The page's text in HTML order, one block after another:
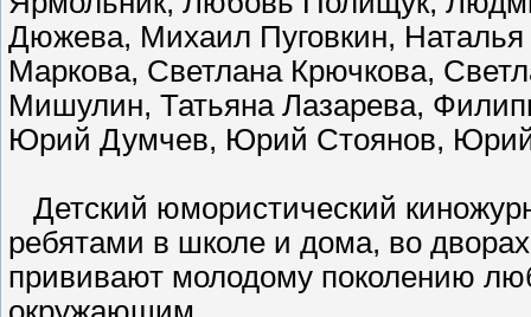
Дюжева, Михаил Пуговкин,
Маркова, Светлана Крючкова,
Мишулин, Татьяна Лазарева,
Юрий Думчев, Юрий Стоянов,
Детский юмористический
ребятами в школе и дома, во
прививают молодому поколению